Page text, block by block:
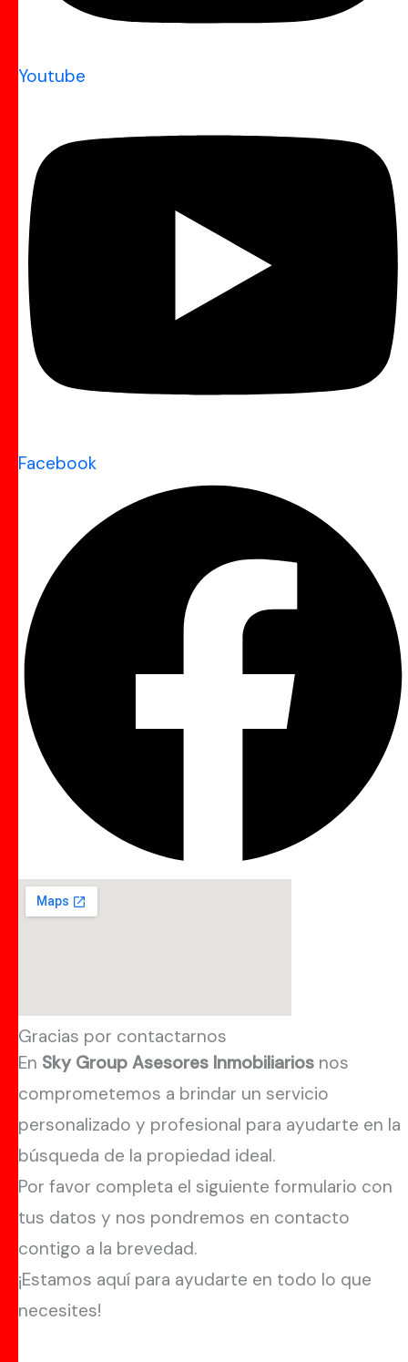
Youtube
Facebook
Gracias por contactarnos
En Sky Group Asesores Inmobiliarios nos
comprometemos a brindar un servicio
personalizado y profesional para ayudarte en la
búsqueda de la propiedad ideal.
Por favor completa el siguiente formulario con
tus datos y nos pondremos en contacto
contigo a la brevedad.
¡Estamos aquí para ayudarte en todo lo que
necesites!